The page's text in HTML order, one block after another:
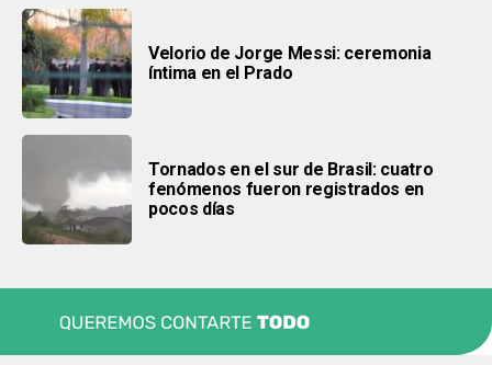
Velorio de Jorge Messi: ceremonia
íntima en el Prado
Tornados en el sur de Brasil: cuatro
fenómenos fueron registrados en
pocos días